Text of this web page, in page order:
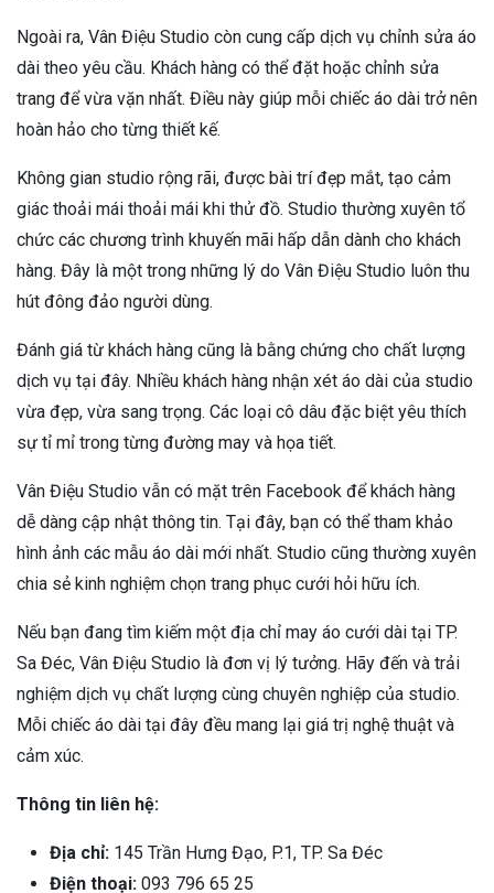
Ngoài ra, Vân Điệu Studio còn cung cấp dịch vụ chỉnh sửa áo
dài theo yêu cầu. Khách hàng có thể đặt hoặc chỉnh sửa
trang để vừa vặn nhất. Điều này giúp mỗi chiếc áo dài trở nên
hoàn hảo cho từng thiết kế.
Không gian studio rộng rãi, được bài trí đẹp mắt, tạo cảm
giác thoải mái thoải mái khi thử đồ. Studio thường xuyên tổ
chức các chương trình khuyến mãi hấp dẫn dành cho khách
hàng. Đây là một trong những lý do Vân Điệu Studio luôn thu
hút đông đảo người dùng.
Đánh giá từ khách hàng cũng là bằng chứng cho chất lượng
dịch vụ tại đây. Nhiều khách hàng nhận xét áo dài của studio
vừa đẹp, vừa sang trọng. Các loại cô dâu đặc biệt yêu thích
sự tỉ mỉ trong từng đường may và họa tiết.
Vân Điệu Studio vẫn có mặt trên Facebook để khách hàng
dễ dàng cập nhật thông tin. Tại đây, bạn có thể tham khảo
hình ảnh các mẫu áo dài mới nhất. Studio cũng thường xuyên
chia sẻ kinh nghiệm chọn trang phục cưới hỏi hữu ích.
Nếu bạn đang tìm kiếm một địa chỉ may áo cưới dài tại TP.
Sa Đéc, Vân Điệu Studio là đơn vị lý tưởng. Hãy đến và trải
nghiệm dịch vụ chất lượng cùng chuyên nghiệp của studio.
Mỗi chiếc áo dài tại đây đều mang lại giá trị nghệ thuật và
cảm xúc.
Thông tin liên hệ:
Địa chỉ: 145 Trần Hưng Đạo, P.1, TP. Sa Đéc
Điện thoại: 093 796 65 25